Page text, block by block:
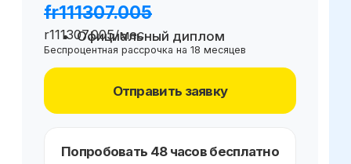
Отправить заявку
кейсами с собеседований
на различные позиции в финансах